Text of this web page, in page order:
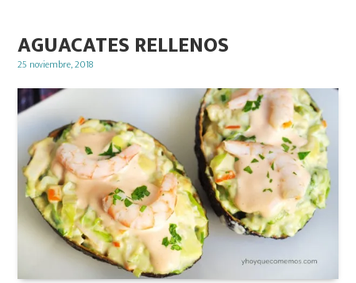
AGUACATES RELLENOS
Posted
25 noviembre, 2018